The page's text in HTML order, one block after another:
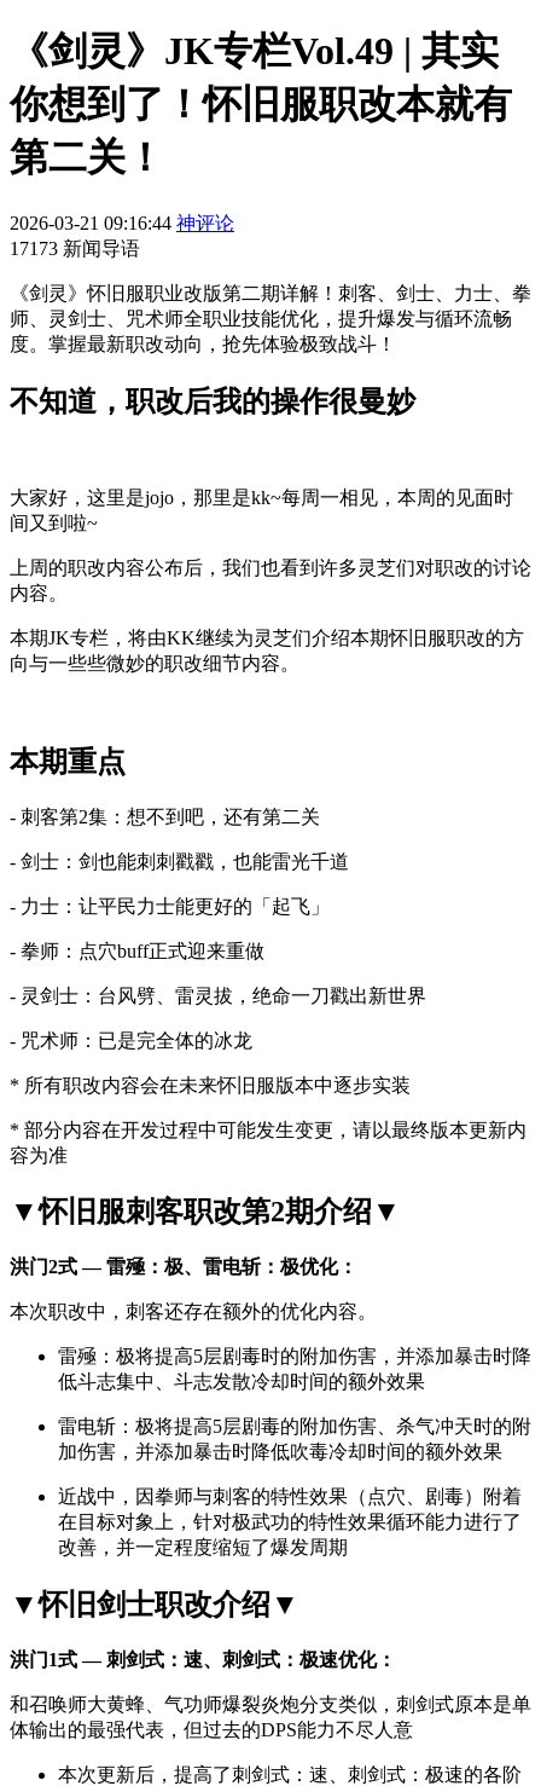
《剑灵》JK专栏Vol.49 | 其实
你想到了！怀旧服职改本就有
第二关！
2026-03-21 09:16:44 神评论
17173 新闻导语
《剑灵》怀旧服职业改版第二期详解！刺客、剑士、力士、拳
师、灵剑士、咒术师全职业技能优化，提升爆发与循环流畅
度。掌握最新职改动向，抢先体验极致战斗！
不知道，职改后我的操作很曼妙
大家好，这里是jojo，那里是kk~每周一相见，本周的见面时
间又到啦~
上周的职改内容公布后，我们也看到许多灵芝们对职改的讨论
内容。
本期JK专栏，将由KK继续为灵芝们介绍本期怀旧服职改的方
向与一些些微妙的职改细节内容。
本期重点
- 刺客第2集：想不到吧，还有第二关
- 剑士：剑也能刺刺戳戳，也能雷光千道
- 力士：让平民力士能更好的「起飞」
- 拳师：点穴buff正式迎来重做
- 灵剑士：台风劈、雷灵拔，绝命一刀戳出新世界
- 咒术师：已是完全体的冰龙
* 所有职改内容会在未来怀旧服版本中逐步实装
* 部分内容在开发过程中可能发生变更，请以最终版本更新内
容为准
▼怀旧服刺客职改第2期介绍▼
洪门2式 — 雷殛：极、雷电斩：极优化：
本次职改中，刺客还存在额外的优化内容。
雷殛：极将提高5层剧毒时的附加伤害，并添加暴击时降
低斗志集中、斗志发散冷却时间的额外效果
雷电斩：极将提高5层剧毒的附加伤害、杀气冲天时的附
加伤害，并添加暴击时降低吹毒冷却时间的额外效果
近战中，因拳师与刺客的特性效果（点穴、剧毒）附着
在目标对象上，针对极武功的特性效果循环能力进行了
改善，并一定程度缩短了爆发周期
▼怀旧剑士职改介绍▼
洪门1式 — 刺剑式：速、刺剑式：极速优化：
和召唤师大黄蜂、气功师爆裂炎炮分支类似，刺剑式原本是单
体输出的最强代表，但过去的DPS能力不尽人意
本次更新后，提高了刺剑式：速、刺剑式：极速的各阶